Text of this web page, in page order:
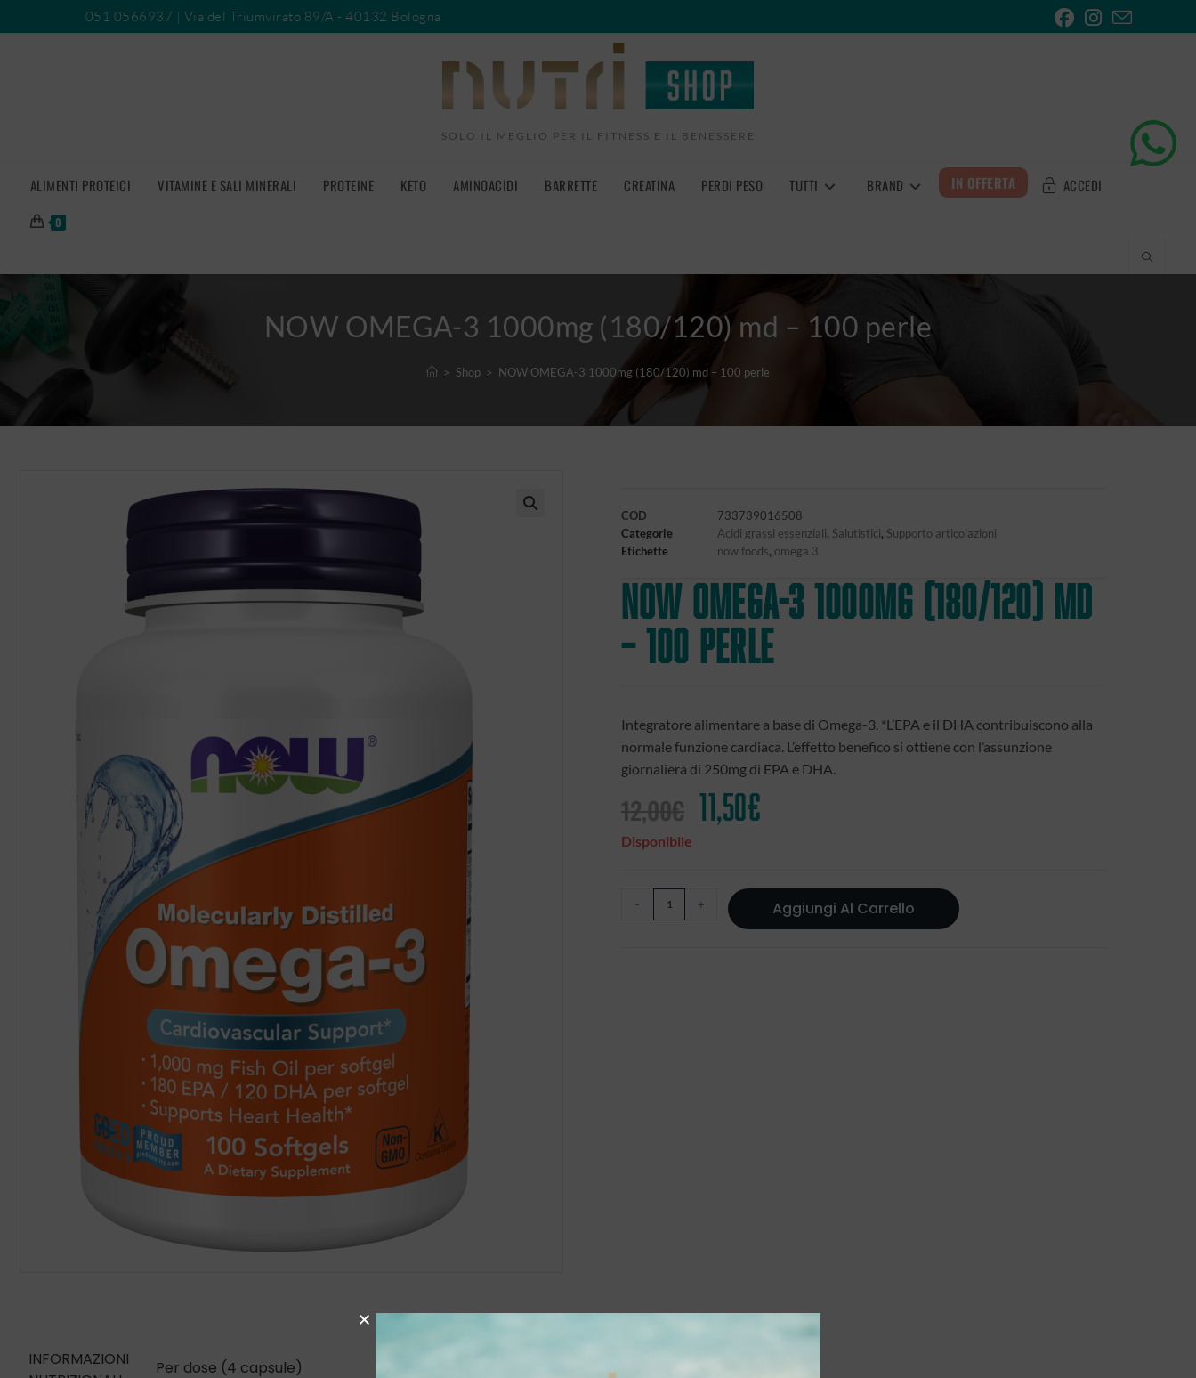
051 0566937 | Via del Triumvirato 89/A - 40132 Bologna
SOLO IL MEGLIO PER IL FITNESS E IL BENESSERE
ALIMENTI PROTEICI VITAMINE E SALI MINERALI PROTEINE KETO AMINOACIDI BARRETTE CREATINA PERDI PESO TUTTI BRAND IN OFFERTA ACCEDI
0
NOW OMEGA-3 1000mg (180/120) md – 100 perle
> Shop > NOW OMEGA-3 1000mg (180/120) md – 100 perle
COD
733739016508
Categorie
Acidi grassi essenziali, Salutistici, Supporto articolazioni
Etichette
now foods, omega 3
NOW OMEGA-3 1000mg (180/120) md
– 100 perle
Integratore alimentare a base di Omega-3. *L’EPA e il DHA contribuiscono alla
normale funzione cardiaca. L’effetto benefico si ottiene con l’assunzione
giornaliera di 250mg di EPA e DHA.
12,00€ 11,50€
Disponibile
- + Aggiungi Al Carrello
INFORMAZIONI
Per dose (4 capsule)